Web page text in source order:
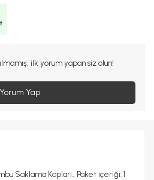
ilk yorum yapan siz olun!
Yorum Yap
Saklama Kapları.; Paket içeriği: 1